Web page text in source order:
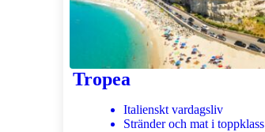
Tropea
Italienskt vardagsliv
Stränder och mat i toppklass